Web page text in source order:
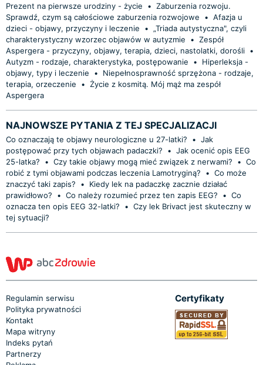
Prezent na pierwsze urodziny - życie
• Zaburzenia rozwoju.
Sprawdź, czym są całościowe zaburzenia rozwojowe
• Afazja u
dzieci - objawy, przyczyny i leczenie
•
„Triada autystyczna", czyli
charakterystyczny wzorzec objawów w autyzmie
• Zespół
Aspergera - przyczyny, objawy, terapia, dzieci, nastolatki, dorośli •
Autyzm - rodzaje, charakterystyka, postępowanie
•
Hiperleksja -
objawy, typy i leczenie
•
Niepełnosprawność sprzężona - rodzaje,
terapia, orzeczenie
• Życie z kosmitą. Mój mąż ma zespół
Aspergera
NAJNOWSZE PYTANIA Z TEJ SPECJALIZACJI
Co oznaczają te objawy neurologiczne u 27-latki? • Jak
postępować przy tych objawach padaczki?
• Jak ocenić opis EEG
25-latka?
• Czy takie objawy mogą mieć związek z nerwami? • Co
robić z tymi objawami podczas leczenia Lamotryginą?
• Co może
znaczyć taki zapis?
•
Kiedy lek na padaczkę zacznie działać
prawidłowo?
• Co należy rozumieć przez ten zapis EEG? • Co
oznacza ten opis EEG 32-latki?
• Czy lek Brivact jest skuteczny w
tej sytuacji?
Regulamin serwisu
Polityka prywatności
Kontakt
Mapa witryny
Indeks pytań
Partnerzy
Certyfikaty